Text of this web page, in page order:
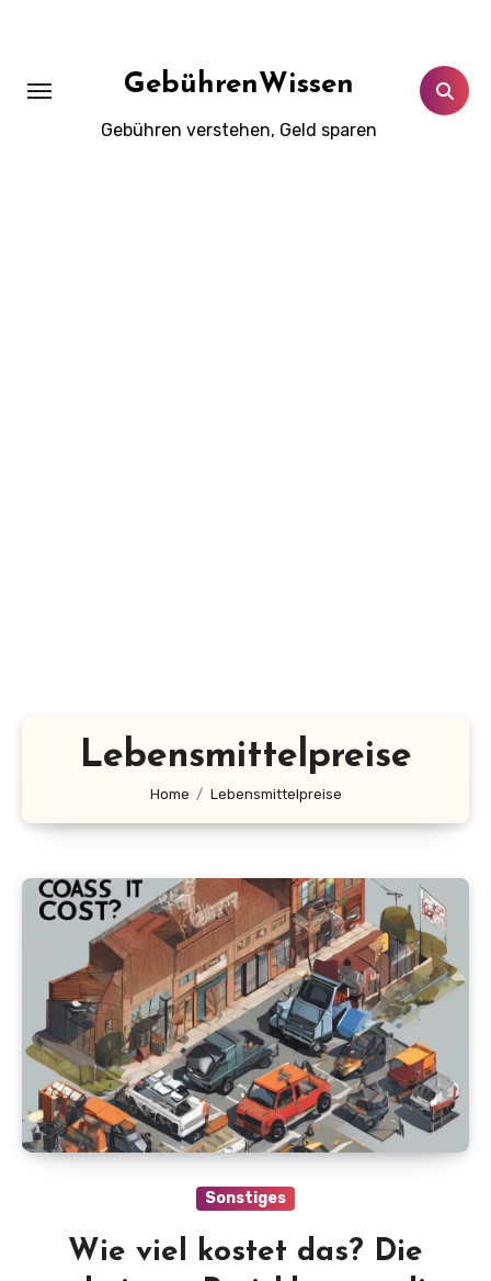
GebührenWissen
Gebühren verstehen, Geld sparen
Lebensmittelpreise
Home Lebensmittelpreise
Sonstiges
Wie viel kostet das? Die